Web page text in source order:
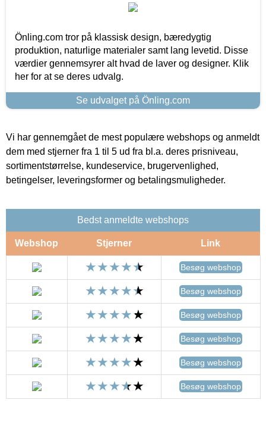
Önling.com tror på klassisk design, bæredygtig
produktion, naturlige materialer samt lang levetid. Disse
værdier gennemsyrer alt hvad de laver og designer. Klik
her for at se deres udvalg.
Se udvalget på Önling.com
Vi har gennemgået de mest populære webshops og anmeldt
dem med stjerner fra 1 til 5 ud fra bl.a. deres prisniveau,
sortimentstørrelse, kundeservice, brugervenlighed,
betingelser, leveringsformer og betalingsmuligheder.
Bedst anmeldte webshops
Webshop Stjerner Link
Besøg webshop
Besøg webshop
Besøg webshop
Besøg webshop
Besøg webshop
Besøg webshop